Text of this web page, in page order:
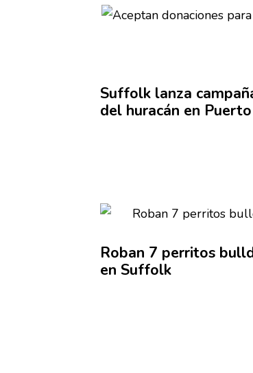
Suffolk lanza
del huracán en
Roban 7 perritos
en Suffolk